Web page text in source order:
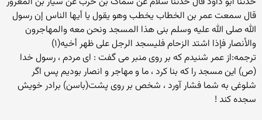
قال سمعت عمر بن الخطاب یخطب وهو یقول یا أیها الناس إن رسول
الله صلى الله علیه وسلم بنى هذا المسجد ونحن معه والمهاجرون
والأنصار فإذا اشتد الزحام فلیسجد الرجل على ظهر أخیه(۱)
ترجمه:از عمر شنیدم که بر روی منبر می گفت : ای مردم ، رسول خدا
(ص) این مسجد را که بنا کرد ، ما و مهاجر و انصار بودیم پس اگر
شلوغی به شما فشار آورد ، شخص بر روی پشت(باسن) برادر خویش
سجده کند !